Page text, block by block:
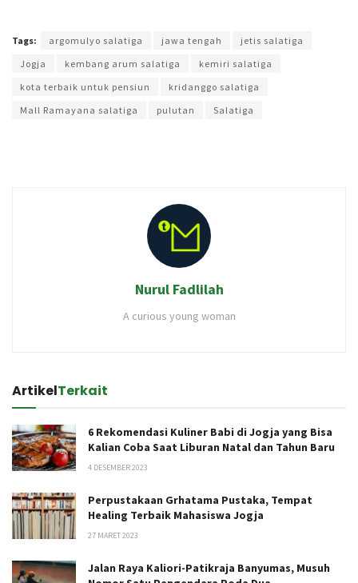
Tags: argomulyo salatiga jawa tengah
jetis salatiga
Jogja
kembang arum salatiga
kemiri salatiga
kota terbaik untuk pensiun
kridanggo salatiga
Mall Ramayana salatiga
pulutan Salatiga
Nurul Fadlilah
A curious young woman
ArtikelTerkait
6 Rekomendasi Kuliner Babi di Jogja yang Bisa
Kalian Coba Saat Liburan Natal dan Tahun Baru
4 DESEMBER 2023
Perpustakaan Grhatama Pustaka, Tempat
Healing Terbaik Mahasiswa Jogja
27 MARET 2023
Jalan Raya Kaliori-Patikraja Banyumas, Musuh